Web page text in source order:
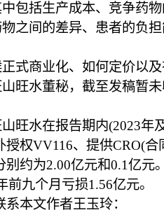
包括生产成本、竞争药
之间的差异、患者的负
商业化、如何定价以及
旺水董秘，截至发稿暂
水在报告期内(2023年
授权VV116、提供CRO(合
约为2.00亿元和0.1亿元
九个月亏损1.56亿元。
本文作者王玉玲：